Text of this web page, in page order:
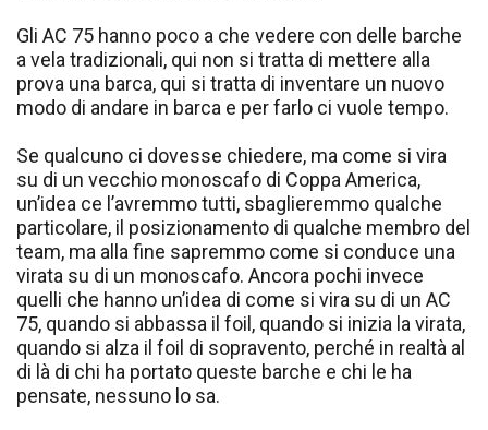
Gli AC 75 hanno poco a che vedere con delle barche
a vela tradizionali, qui non si tratta di mettere alla
prova una barca, qui si tratta di inventare un nuovo
modo di andare in barca e per farlo ci vuole tempo.
Se qualcuno ci dovesse chiedere, ma come si vira
su di un vecchio monoscafo di Coppa America,
un’idea ce l’avremmo tutti, sbaglieremmo qualche
particolare, il posizionamento di qualche membro del
team, ma alla fine sapremmo come si conduce una
virata su di un monoscafo. Ancora pochi invece
quelli che hanno un’idea di come si vira su di un AC
75, quando si abbassa il foil, quando si inizia la virata,
quando si alza il foil di sopravento, perché in realtà al
di là di chi ha portato queste barche e chi le ha
pensate, nessuno lo sa.